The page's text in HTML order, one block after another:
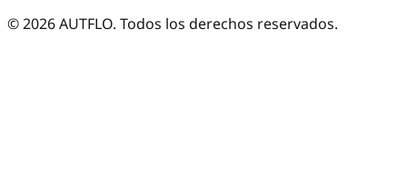
©2026AUTFLO. Todos los derechos reservados.